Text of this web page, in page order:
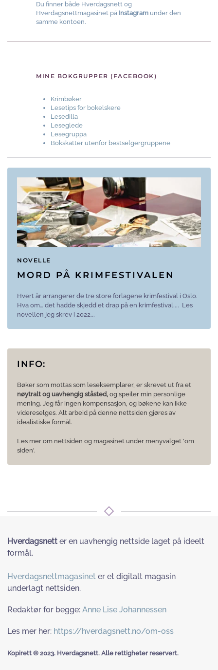
Du finner både Hverdagsnett og
Hverdagsnettmagasinet på Instagram under den
samme kontoen.
MINE BOKGRUPPER (FACEBOOK)
Krimbøker
Lesetips for bokelskere
Lesedilla
Leseglede
Lesegruppa
Bokskatter utenfor bestselgergruppene
NOVELLE
MORD PÅ KRIMFESTIVALEN
Hvert år arrangerer de tre store forlagene krimfestival i Oslo.
Hva om… det hadde skjedd et drap på en krimfestival.... Les
novellen jeg skrev i 2022...
INFO:
Bøker som mottas som leseksemplarer, er skrevet ut fra et
nøytralt og uavhengig ståsted, og speiler min personlige
mening. Jeg får ingen kompensasjon, og bøkene kan ikke
videreselges. Alt arbeid på denne nettsiden gjøres av
idealistiske formål.
Les mer om nettsiden og magasinet under menyvalget 'om
siden'.
Hverdagsnett er en uavhengig nettside laget på ideelt
formål.
Hverdagsnettmagasinet er et digitalt magasin
underlagt nettsiden.
Redaktør for begge: Anne Lise Johannessen
Les mer her: https://hverdagsnett.no/om-oss
Kopirett © 2023. Hverdagsnett. Alle rettigheter reservert.